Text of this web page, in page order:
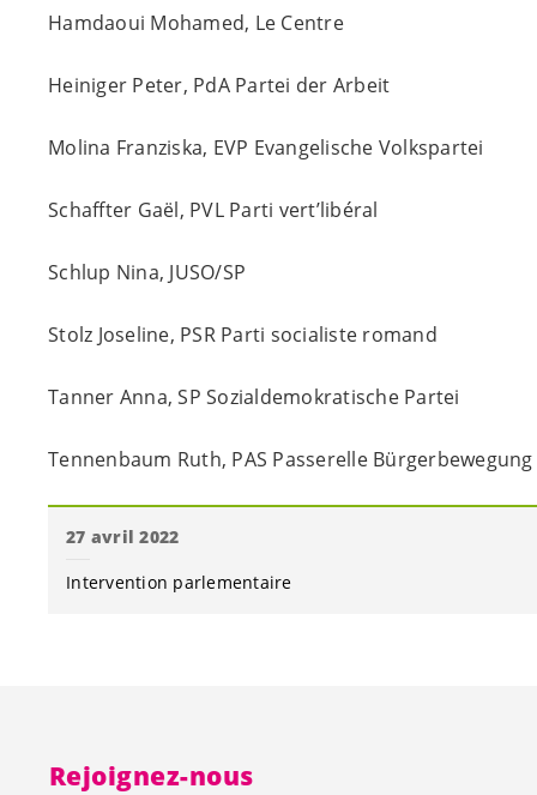
Hamdaoui Mohamed, Le Centre
Heiniger Peter, PdA Partei der Arbeit
Molina Franziska, EVP Evangelische Volkspartei
Schaffter Gaël, PVL Parti vert’libéral
Schlup Nina, JUSO/SP
Stolz Joseline, PSR Parti socialiste romand
Tanner Anna, SP Sozialdemokratische Partei
Tennenbaum Ruth, PAS Passerelle Bürgerbewegung
27 avril 2022
Intervention parlementaire
Rejoignez-nous